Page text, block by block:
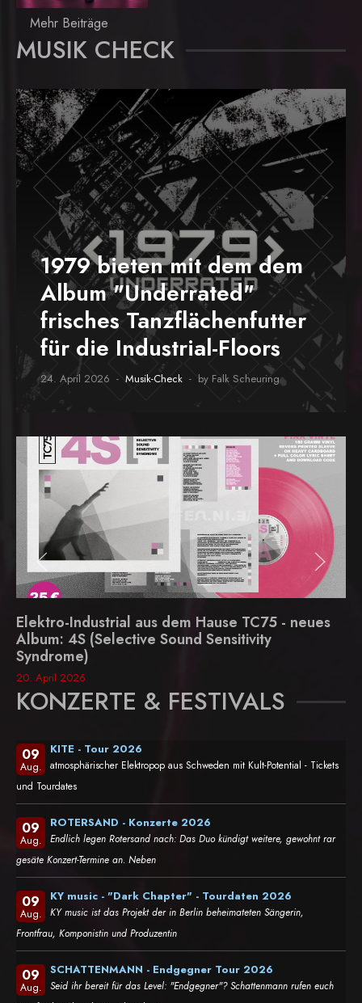
Mehr Beiträge
MUSIK CHECK
1979 bieten mit dem dem
Album "Underrated"
frisches Tanzflächenfutter
für die Industrial-Floors
24. April 2026 Musik-Check by Falk Scheuring
Elektro-Industrial aus dem Hause TC75 - neues
Album: 4S (Selective Sound Sensitivity
Syndrome)
20. April 2026
KONZERTE & FESTIVALS
09
Aug.
KITE - Tour 2026
atmosphärischer Elektropop aus Schweden mit Kult-Potential - Tickets
und Tourdates
09
Aug.
ROTERSAND - Konzerte 2026
Endlich legen Rotersand nach: Das Duo kündigt weitere, gewohnt rar
gesäte Konzert-Termine an. Neben
09
Aug.
KY music - "Dark Chapter" - Tourdaten 2026
KY music ist das Projekt der in Berlin beheimateten Sängerin,
Frontfrau, Komponistin und Produzentin
09
Aug.
SCHATTENMANN - Endgegner Tour 2026
Seid ihr bereit für das Level: "Endgegner"? Schattenmann rufen euch